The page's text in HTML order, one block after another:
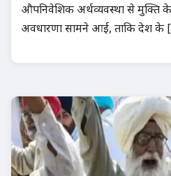
औपनिवेशिक अर्थव्यवस्था से मुक्ति के
अवधारणा सामने आई, ताकि देश के